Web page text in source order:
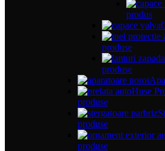
produs
produse
produse
Huse
produse
produse
produse